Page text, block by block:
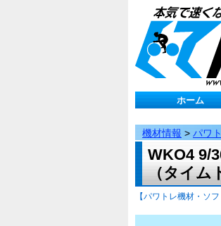
ホーム
機材情報 > パワ
WKO4 9/
（タイム
【パワトレ機材・ソフ